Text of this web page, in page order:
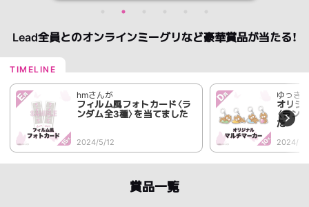
Lead全員とのオンラインミーグリなど豪華賞品が当たる！
hmさんが
フィルム風フォトカード〈ラ
ンダム全3種〉を当てました
2024/5/12
ゆっき
オリジ
〈ラン
た
2024/5/
賞品一覧